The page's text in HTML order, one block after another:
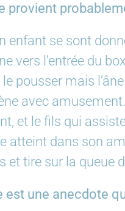
provient
enfant se sont
vers l’entrée du
pousser mais
avec
et le fils qui
atteint dans son
et tire sur la queue
est une anecdote